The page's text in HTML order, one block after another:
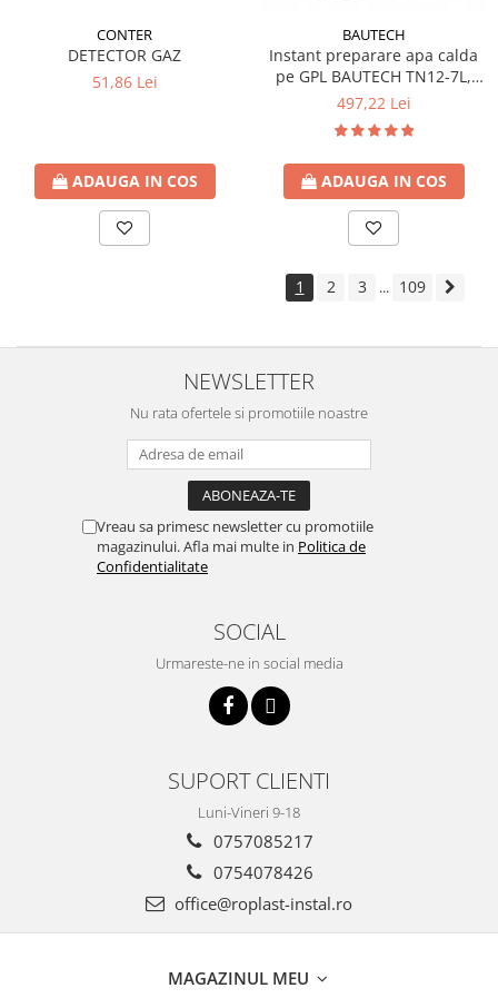
CONTER
DETECTOR GAZ
51,86 Lei
ADAUGA IN COS
BAUTECH
Instant preparare apa calda
pe GPL BAUTECH TN12-7L,
tiraj natural
497,22 Lei
ADAUGA IN COS
1 2 3 ... 109
NEWSLETTER
Nu rata ofertele si promotiile noastre
Vreau sa primesc newsletter cu promotiile
magazinului. Afla mai multe in Politica de
Confidentialitate
SOCIAL
Urmareste-ne in social media
SUPORT CLIENTI
Luni-Vineri 9-18
0757085217
0754078426
office@roplast-instal.ro
MAGAZINUL MEU